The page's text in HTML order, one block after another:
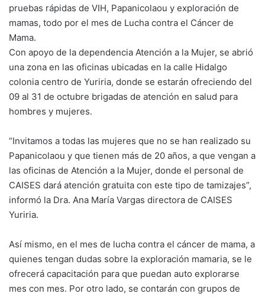
pruebas rápidas de VIH, Papanicolaou y exploración de
mamas, todo por el mes de Lucha contra el Cáncer de
Mama.
Con apoyo de la dependencia Atención a la Mujer, se abrió
una zona en las oficinas ubicadas en la calle Hidalgo
colonia centro de Yuriria, donde se estarán ofreciendo del
09 al 31 de octubre brigadas de atención en salud para
hombres y mujeres.
“Invitamos a todas las mujeres que no se han realizado su
Papanicolaou y que tienen más de 20 años, a que vengan a
las oficinas de Atención a la Mujer, donde el personal de
CAISES dará atención gratuita con este tipo de tamizajes”,
informó la Dra. Ana María Vargas directora de CAISES
Yuriria.
Así mismo, en el mes de lucha contra el cáncer de mama, a
quienes tengan dudas sobre la exploración mamaria, se le
ofrecerá capacitación para que puedan auto explorarse
mes con mes. Por otro lado, se contarán con grupos de